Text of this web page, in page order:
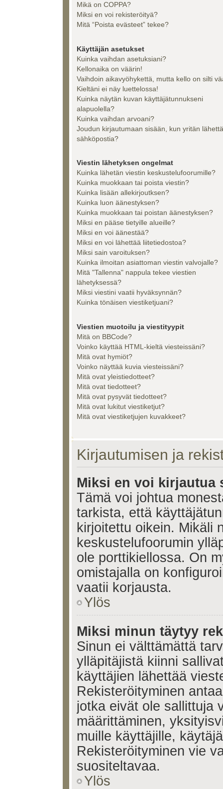
Mikä on COPPA?
Miksi en voi rekisteröityä?
Mitä “Poista evästeet” tekee?
Käyttäjän asetukset
Kuinka vaihdan asetuksiani?
Kellonaika on väärin!
Vaihdoin aikavyöhykettä, mutta kello on silti
Kieltäni ei näy luettelossa!
Kuinka näytän kuvan käyttäjätunnukseni
alapuolella?
Kuinka vaihdan arvoani?
Joudun kirjautumaan sisään, kun yritän
sähköpostia?
Viestin lähetyksen ongelmat
Kuinka lähetän viestin keskustelufoorumille?
Kuinka muokkaan tai poista viestin?
Kuinka lisään allekirjoutksen?
Kuinka luon äänestyksen?
Kuinka muokkaan tai poistan äänestyksen?
Miksi en pääse tietyille alueille?
Miksi en voi äänestää?
Miksi en voi lähettää liitetiedostoa?
Miksi sain varoituksen?
Kuinka ilmoitan asiattoman viestin valvojalle?
Mitä "Tallenna" nappula tekee viestien
lähetyksessä?
Miksi viestini vaatii hyväksynnän?
Kuinka tönäisen viestiketjuani?
Viestien muotoilu ja viestityypit
Mitä on BBCode?
Voinko käyttää HTML-kieltä viesteissäni?
Mitä ovat hymiöt?
Voinko näyttää kuvia viesteissäni?
Mitä ovat yleistiedotteet?
Mitä ovat tiedotteet?
Mitä ovat pysyvät tiedotteet?
Mitä ovat lukitut viestiketjut?
Mitä ovat viestiketjujen kuvakkeet?
Kirjautumisen ja
Miksi en voi kirjautua
Tämä voi johtua
tarkista, että
kirjoitettu oikein. Mikäli
keskustelufoorumin
ole porttikiellossa. On
omistajalla on
vaatii korjausta.
Ylös
Miksi minun täytyy
Sinun ei välttämättä
ylläpitäjistä kiinni
käyttäjien lähettää
Rekisteröityminen
jotka eivät ole sallittuja
määrittäminen,
muille käyttäjille,
Rekisteröityminen vie
suositeltavaa.
Ylös